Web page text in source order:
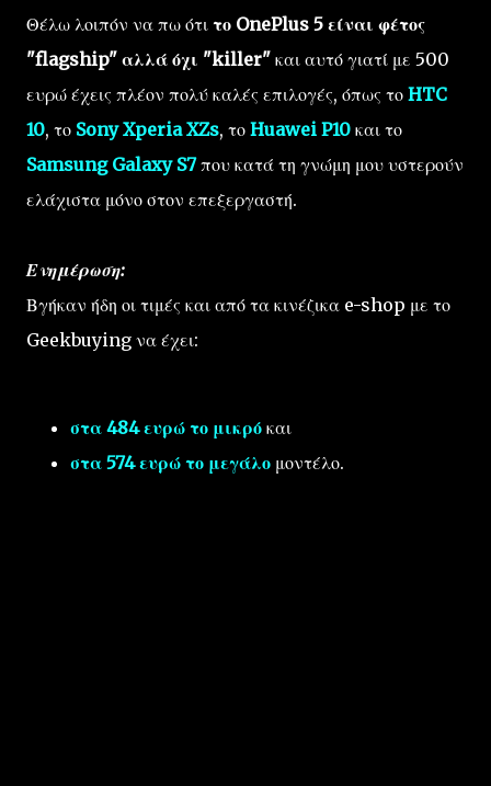
Θέλω λοιπόν να πω ότι το OnePlus 5 είναι φέτος
"flagship" αλλά όχι "killer" και αυτό γιατί με 500
ευρώ έχεις πλέον πολύ καλές επιλογές, όπως το HTC
10, το Sony Xperia XZs, το Huawei P10 και το
Samsung Galaxy S7που κατά τη γνώμη μου υστερούν
ελάχιστα μόνο στον επεξεργαστή.
Ενημέρωση:
Βγήκαν ήδη οι τιμές και από τα κινέζικα e-shop με το
Geekbuying να έχει:
στα 484 ευρώ το μικρό και
στα 574 ευρώ το μεγάλο μοντέλο.